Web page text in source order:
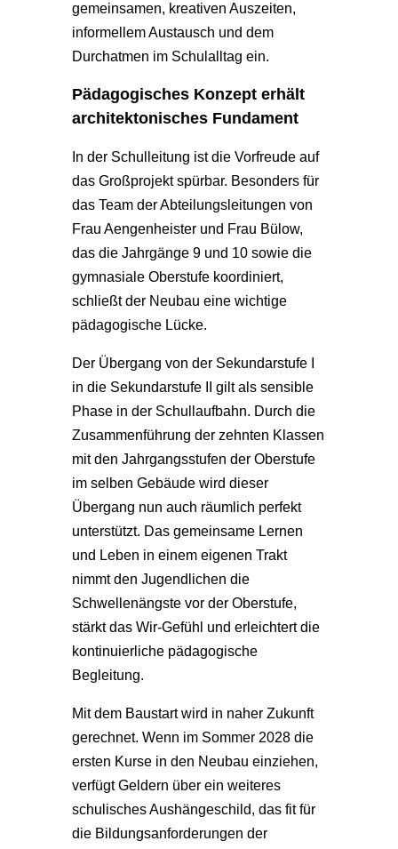
gemeinsamen, kreativen Auszeiten,
informellem Austausch und dem
Durchatmen im Schulalltag ein.
Pädagogisches Konzept erhält
architektonisches Fundament
In der Schulleitung ist die Vorfreude auf
das Großprojekt spürbar. Besonders für
das Team der Abteilungsleitungen von
Frau Aengenheister und Frau Bülow,
das die Jahrgänge 9 und 10 sowie die
gymnasiale Oberstufe koordiniert,
schließt der Neubau eine wichtige
pädagogische Lücke.
Der Übergang von der Sekundarstufe I
in die Sekundarstufe II gilt als sensible
Phase in der Schullaufbahn. Durch die
Zusammenführung der zehnten Klassen
mit den Jahrgangsstufen der Oberstufe
im selben Gebäude wird dieser
Übergang nun auch räumlich perfekt
unterstützt. Das gemeinsame Lernen
und Leben in einem eigenen Trakt
nimmt den Jugendlichen die
Schwellenängste vor der Oberstufe,
stärkt das Wir-Gefühl und erleichtert die
kontinuierliche pädagogische
Begleitung.
Mit dem Baustart wird in naher Zukunft
gerechnet. Wenn im Sommer 2028 die
ersten Kurse in den Neubau einziehen,
verfügt Geldern über ein weiteres
schulisches Aushängeschild, das fit für
die Bildungsanforderungen der